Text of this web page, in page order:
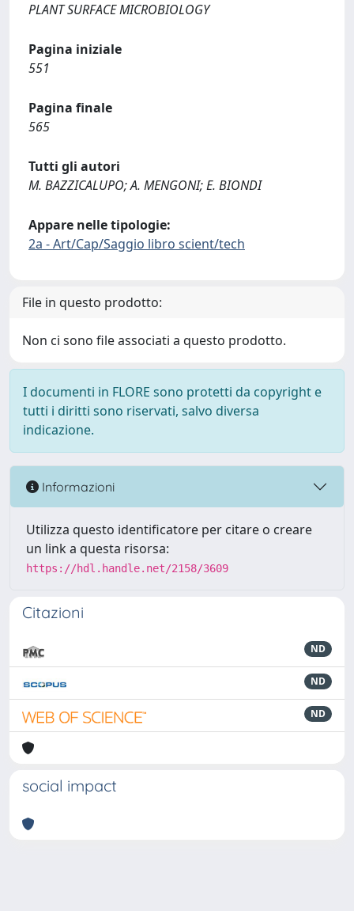
PLANT SURFACE MICROBIOLOGY
Pagina iniziale
551
Pagina finale
565
Tutti gli autori
M. BAZZICALUPO; A. MENGONI; E. BIONDI
Appare nelle tipologie:
2a - Art/Cap/Saggio libro scient/tech
File in questo prodotto:
Non ci sono file associati a questo prodotto.
I documenti in FLORE sono protetti da copyright e
tutti i diritti sono riservati, salvo diversa
indicazione.
Informazioni
Utilizza questo identificatore per citare o creare
un link a questa risorsa:
https://hdl.handle.net/2158/3609
Citazioni
ND
ND
ND
social impact